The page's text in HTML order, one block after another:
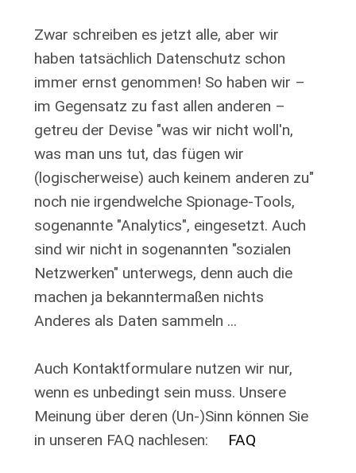
Zwar schreiben es jetzt alle, aber wir
haben tatsächlich Datenschutz schon
immer ernst genommen! So haben wir –
im Gegensatz zu fast allen anderen –
getreu der Devise "was wir nicht woll'n,
was man uns tut, das fügen wir
(logischerweise) auch keinem anderen zu"
noch nie irgendwelche Spionage-Tools,
sogenannte "Analytics", eingesetzt. Auch
sind wir nicht in sogenannten "sozialen
Netzwerken" unterwegs, denn auch die
machen ja bekanntermaßen nichts
Anderes als Daten sammeln ...
Auch Kontaktformulare nutzen wir nur,
wenn es unbedingt sein muss. Unsere
Meinung über deren (Un-)Sinn können Sie
in unseren FAQ nachlesen:
FAQ